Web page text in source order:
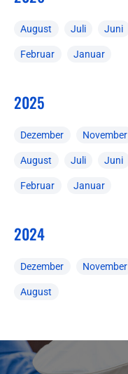
August Juli Juni
Februar Januar
2025
Dezember November
August Juli Juni
Februar Januar
2024
Dezember November
August